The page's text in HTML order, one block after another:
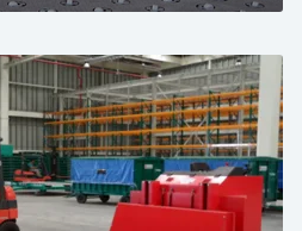
Pte Ltd. op Changi
om koeriersdiensten